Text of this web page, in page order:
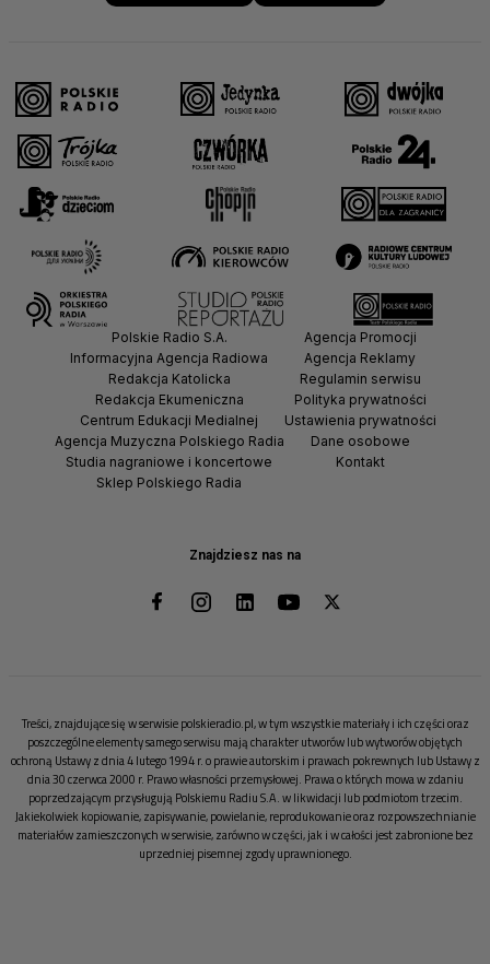
Znajdziesz nas na
Polskie Radio S.A.
Informacyjna Agencja Radiowa
Redakcja Katolicka
Redakcja Ekumeniczna
Centrum Edukacji Medialnej
Agencja Muzyczna Polskiego Radia
Studia nagraniowe i koncertowe
Sklep Polskiego Radia
Agencja Promocji
Agencja Reklamy
Regulamin serwisu
Polityka prywatności
Ustawienia prywatności
Dane osobowe
Kontakt
Treści, znajdujące się w serwisie polskieradio.pl, w tym wszystkie materiały i ich części oraz
poszczególne elementy samego serwisu mają charakter utworów lub wytworów objętych
ochroną Ustawy z dnia 4 lutego 1994 r. o prawie autorskim i prawach pokrewnych lub Ustawy z
dnia 30 czerwca 2000 r. Prawo własności przemysłowej. Prawa o których mowa w zdaniu
poprzedzającym przysługują Polskiemu Radiu S.A. w likwidacji lub podmiotom trzecim.
Jakiekolwiek kopiowanie, zapisywanie, powielanie, reprodukowanie oraz rozpowszechnianie
materiałów zamieszczonych w serwisie, zarówno w części, jak i w całości jest zabronione bez
uprzedniej pisemnej zgody uprawnionego.